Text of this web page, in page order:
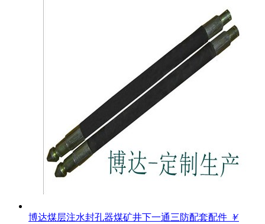
博达煤层注水封孔器煤矿井下一通三防配套配件 ￥